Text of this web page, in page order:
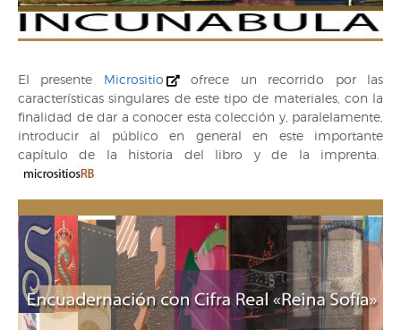
El presente Micrositio
ofrece un recorrido por las
características singulares de este tipo de materiales, con la
finalidad de dar a conocer esta colección y, paralelamente,
introducir al público en general en este importante
capítulo de la historia del libro y de la imprenta.